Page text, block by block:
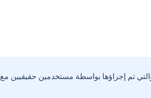
تم إجراؤها بواسطة مستخدمين حقيقيين مع